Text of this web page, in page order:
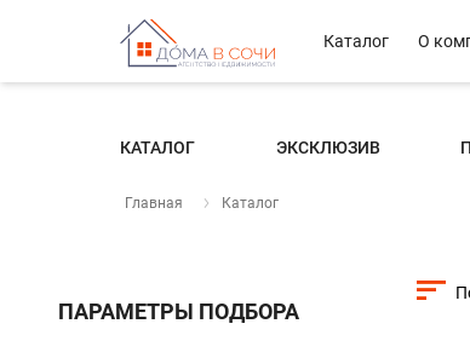
Каталог О
КАТАЛОГ ЭКСКЛЮЗИВ
Главная Каталог
ПАРАМЕТРЫ ПОДБОРА